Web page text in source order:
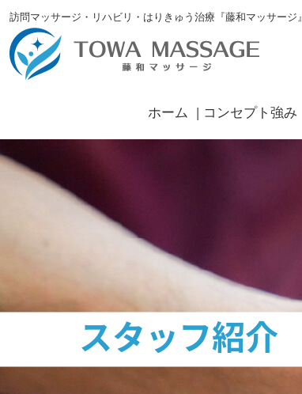
訪問マッサージ・リハビリ・はりきゅう治療『藤和マッサージ』
ホーム コンセプト強み
スタッフ紹介